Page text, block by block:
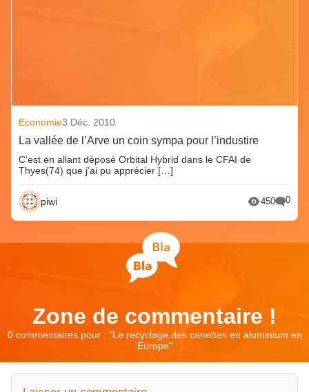
Economie3 Déc. 2010
La vallée de l’Arve un coin sympa pour l’industire
C’est en allant déposé Orbital Hybrid dans le CFAI de
Thyes(74) que j’ai pu apprécier […]
piwi 450 0
Zone de commentaire !
0 commentaires pour : "Le recyclage des canettes en aluminium en
Europe"